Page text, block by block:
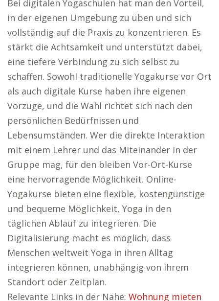
Bei digitalen Yogaschulen hat man den Vorteil,
in der eigenen Umgebung zu üben und sich
vollständig auf die Praxis zu konzentrieren. Es
stärkt die Achtsamkeit und unterstützt dabei,
eine tiefere Verbindung zu sich selbst zu
schaffen. Sowohl traditionelle Yogakurse vor Ort
als auch digitale Kurse haben ihre eigenen
Vorzüge, und die Wahl richtet sich nach den
persönlichen Bedürfnissen und
Lebensumständen. Wer die direkte Interaktion
mit einem Lehrer und das Miteinander in der
Gruppe mag, für den bleiben Vor-Ort-Kurse
eine hervorragende Möglichkeit. Online-
Yogakurse bieten eine flexible, kostengünstige
und bequeme Möglichkeit, Yoga in den
täglichen Ablauf zu integrieren. Die
Digitalisierung macht es möglich, dass
Menschen weltweit Yoga in ihren Alltag
integrieren können, unabhängig von ihrem
Standort oder Zeitplan.
Relevante Links in der Nähe: Wohnung mieten